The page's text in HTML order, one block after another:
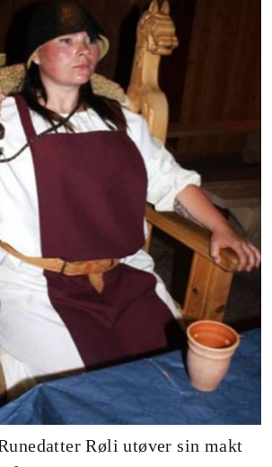
Røli utøver sin makt